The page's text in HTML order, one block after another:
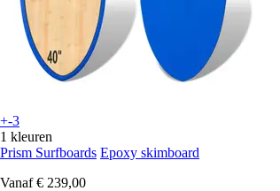
+-3
1 kleuren
Prism Surfboards Epoxy skimboard
Vanaf € 239,00